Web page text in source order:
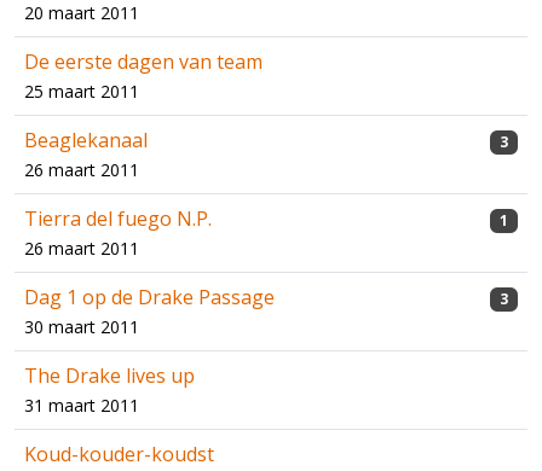
20 maart 2011
De eerste dagen van team
25 maart 2011
Beaglekanaal
26 maart 2011
3
Tierra del fuego N.P.
26 maart 2011
1
Dag 1 op de Drake Passage
30 maart 2011
3
The Drake lives up
31 maart 2011
Koud-kouder-koudst